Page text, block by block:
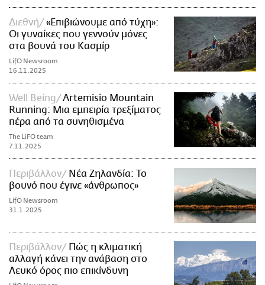
Διεθνή
«Επιβιώνουμε από τύχη»:
Οι γυναίκες που γεννούν μόνες
στα βουνά του Κασμίρ
LifO Newsroom
16.11.2025
Well Being
Artemisio Mountain
Running: Μια εμπειρία τρεξίματος
πέρα από τα συνηθισμένα
The LiFO team
7.11.2025
Περιβάλλον
Νέα Ζηλανδία: Το
βουνό που έγινε «άνθρωπος»
LifO Newsroom
31.1.2025
Περιβάλλον
Πώς η κλιματική
αλλαγή κάνει την ανάβαση στο
Λευκό όρος πιο επικίνδυνη